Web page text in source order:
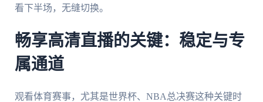
看下半场，无缝切换。
畅享高清直播的关键：稳定与专
属通道
观看体育赛事，尤其是世界杯、NBA总决赛这种关键时